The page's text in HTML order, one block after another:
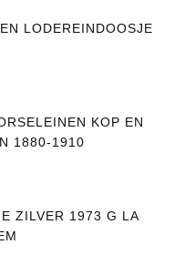
LODEREINDOOSJE
KOP EN
1880-1910
ZILVER 1973 G LA